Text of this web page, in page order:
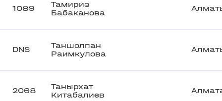
1089
Тамириз
Бабаканова
DNS
Таншолпан
Раимкулова
2068
Танырхат
Китабалиев